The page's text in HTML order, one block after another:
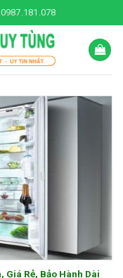
0987.181.078
Giá Rẻ, Bảo Hành Dài